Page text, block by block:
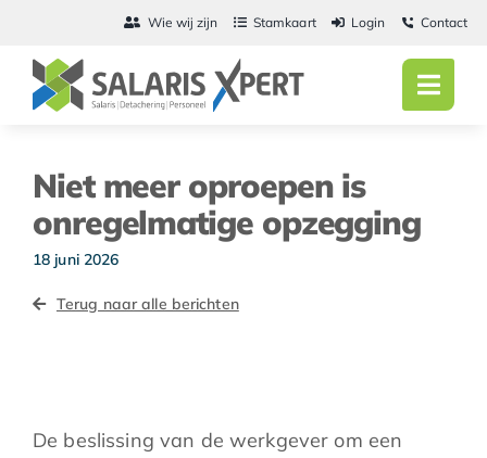
inhoud
Wie wij zijn Stamkaart Login Contact
Niet meer oproepen is
onregelmatige opzegging
18 juni 2026
Terug naar alle berichten
De beslissing van de werkgever om een